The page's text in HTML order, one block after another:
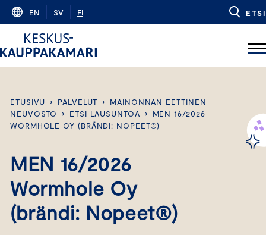
Skip
content
EN SV FI ETSI
ETUSIVU › PALVELUT ›
MAINONNAN EETTINEN
NEUVOSTO
› ETSI LAUSUNTOA ›
MEN 16/2026
WORMHOLE OY (BRÄNDI: NOPEET®)
MEN 16/2026
Wormhole Oy
(brändi: Nopeet®)